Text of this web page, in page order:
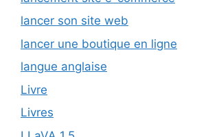
lancer son site web
lancer une boutique en ligne
langue anglaise
Livre
Livres